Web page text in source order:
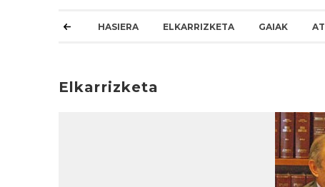
HASIERA ELKARRIZKETA GAIAK
Elkarrizketa